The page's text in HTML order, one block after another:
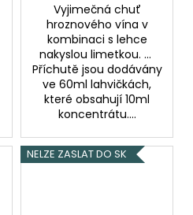
Vyjimečná chuť
hroznového vína v
kombinaci s lehce
nakyslou limetkou. ...
Příchutě jsou dodávány
ve 60ml lahvičkách,
které obsahují 10ml
koncentrátu....
NELZE ZASLAT DO SK